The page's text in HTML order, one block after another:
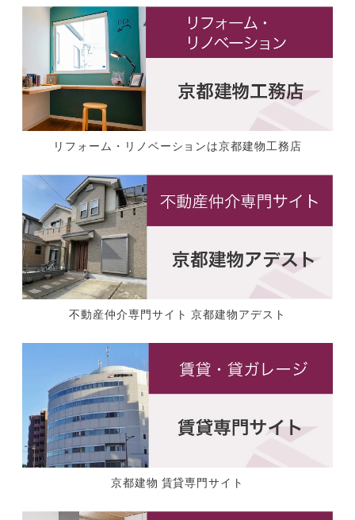
リフォーム・リノベーションは京都建物工務店
不動産仲介専門サイト 京都建物アデスト
京都建物 賃貸専門サイト